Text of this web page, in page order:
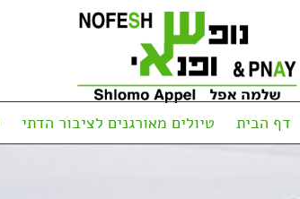
דף הבית טיולים מאורגנים לציבור הדתי